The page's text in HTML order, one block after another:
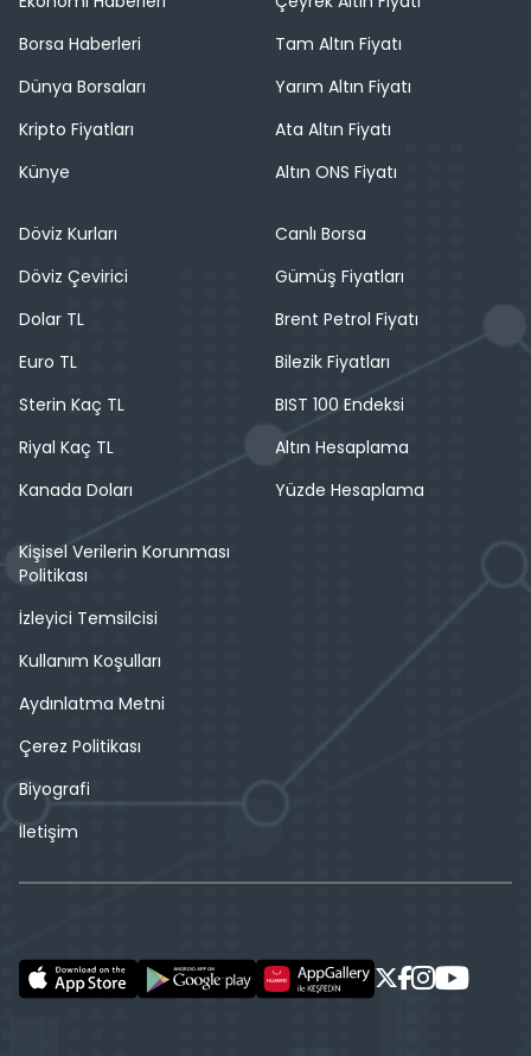
Borsa Haberleri
Dünya Borsaları
Kripto Fiyatları
Künye
Tam Altın Fiyatı
Yarım Altın Fiyatı
Ata Altın Fiyatı
Altın ONS Fiyatı
Döviz Kurları
Döviz Çevirici
Dolar TL
Euro TL
Sterin Kaç TL
Riyal Kaç TL
Kanada Doları
Canlı Borsa
Gümüş Fiyatları
Brent Petrol Fiyatı
Bilezik Fiyatları
BIST 100 Endeksi
Altın Hesaplama
Yüzde Hesaplama
Kişisel Verilerin Korunması
Politikası
İzleyici Temsilcisi
Kullanım Koşulları
Aydınlatma Metni
Çerez Politikası
Biyografi
İletişim